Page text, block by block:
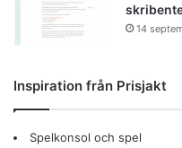
14
Inspiration från Prisjakt
Spelkonsol och spel